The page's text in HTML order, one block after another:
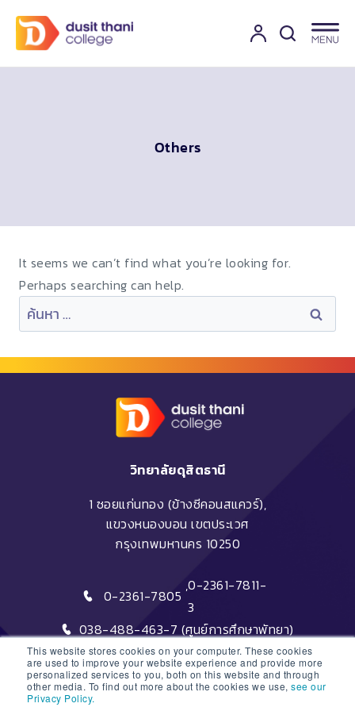
This website stores cookies on your computer. These cookies
are used to improve your website experience and provide more
personalized services to you, both on this website and through
other media. To find out more about the cookies we use, see our
Privacy Policy.
Others
It seems we can’t find what you’re looking for.
Perhaps searching can help.
วิทยาลัยดุสิตธานี
1 ซอยแก่นทอง (ข้างซีคอนสแควร์),
แขวงหนองบอน เขตประเวศ
กรุงเทพมหานคร 10250
0-2361-7805
,0-2361-7811-
3
038-488-463-7 (ศูนย์การศึกษาพัทยา)